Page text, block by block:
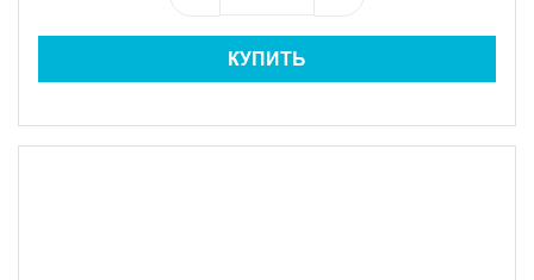
КУПИТЬ